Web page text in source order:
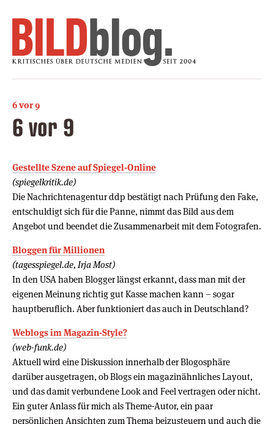
6 vor 9
6 vor 9
Gestellte Szene auf Spiegel-Online
(spiegelkritik.de)
Die Nachrichtenagentur ddp bestätigt nach Prüfung den Fake,
entschuldigt sich für die Panne, nimmt das Bild aus dem
Angebot und beendet die Zusammenarbeit mit dem Fotografen.
Bloggen für Millionen
(tagesspiegel.de, Irja Most)
In den USA haben Blogger längst erkannt, dass man mit der
eigenen Meinung richtig gut Kasse machen kann – sogar
hauptberuflich. Aber funktioniert das auch in Deutschland?
Weblogs im Magazin-Style?
(web-funk.de)
Aktuell wird eine Diskussion innerhalb der Blogosphäre
darüber ausgetragen, ob Blogs ein magazinähnliches Layout,
und das damit verbundene Look and Feel vertragen oder nicht.
Ein guter Anlass für mich als Theme-Autor, ein paar
persönlichen Ansichten zum Thema beizusteuern und auch die